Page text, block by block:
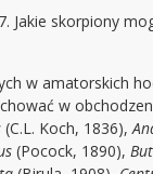
Jakie skorpiony
w amatorskich
w
(C.L. Koch, 1836),
(Pocock, 1890),